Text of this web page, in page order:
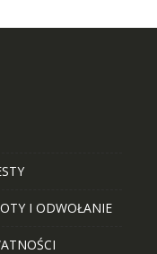
I ODWOŁANIE